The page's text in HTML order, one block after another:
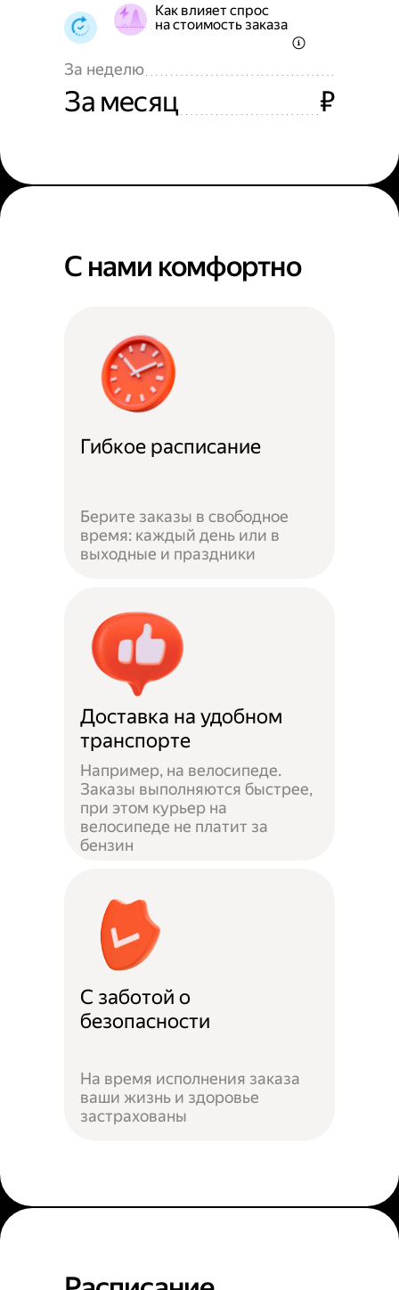
Как влияет спрос
на стоимость заказа
За неделю
За месяц ₽
С нами комфортно
Гибкое расписание
Берите заказы в свободное
время: каждый день или в
выходные и праздники
Доставка на удобном
транспорте
Например, на велосипеде.
Заказы выполняются быстрее,
при этом курьер на
велосипеде не платит за
бензин
С заботой о
безопасности
На время исполнения заказа
ваши жизнь и здоровье
застрахованы